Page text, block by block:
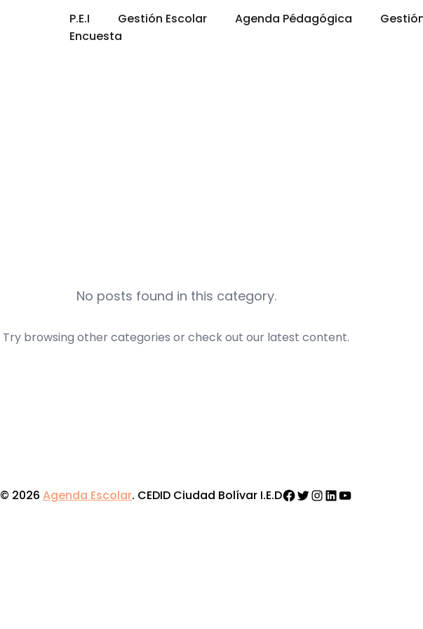
P.E.I Gestión Escolar Agenda Pédagógica
Encuesta
No posts found in this category.
Try browsing other categories or check out our latest content.
© 2026 Agenda Escolar. CEDID Ciudad Bolívar I.E.DFacebook
Twitter
Instagram
LinkedIn
YouTube